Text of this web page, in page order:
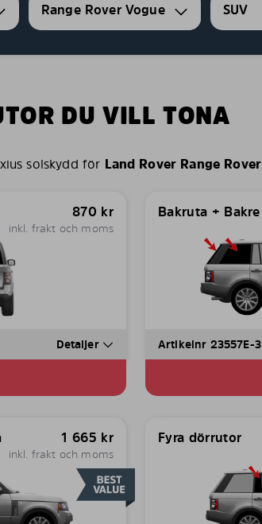
Range Rover Vogue SUV
DU VILL TONA
solskydd för Land Rover Range
870 kr
inkl. frakt och moms
Detaljer
Bakruta +
Artikelnr 23557E-3
1 665 kr
inkl. frakt och moms
Fyra dörrutor